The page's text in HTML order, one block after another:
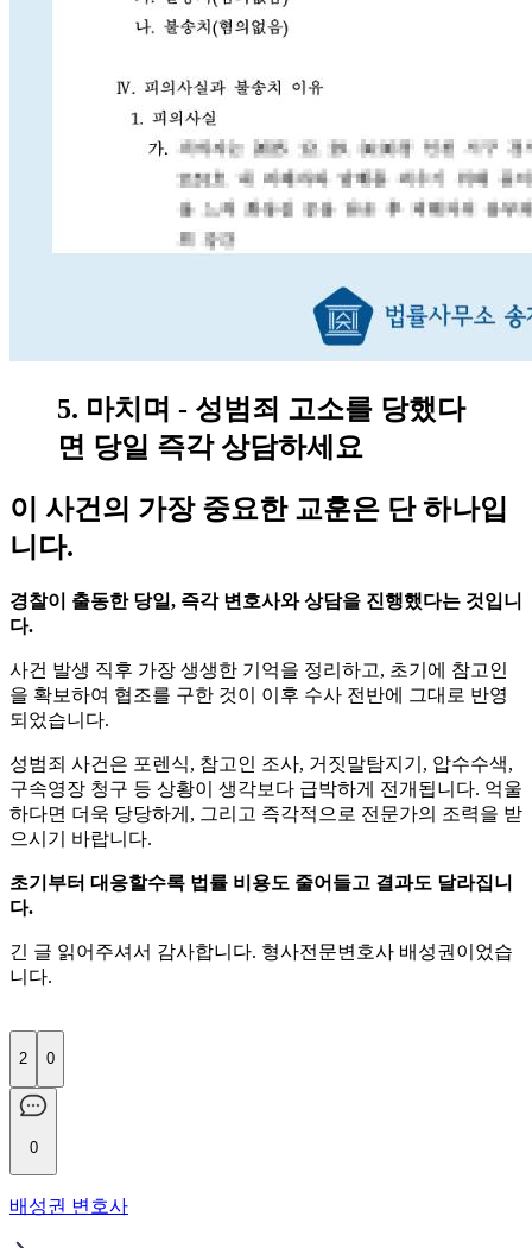
5. 마치며 - 성범죄 고소를 당했다
면 당일 즉각 상담하세요
이 사건의 가장 중요한 교훈은 단 하나입
니다.
경찰이 출동한 당일, 즉각 변호사와 상담을 진행했다는 것입니
다.
사건 발생 직후 가장 생생한 기억을 정리하고, 초기에 참고인
을 확보하여 협조를 구한 것이 이후 수사 전반에 그대로 반영
되었습니다.
성범죄 사건은 포렌식, 참고인 조사, 거짓말탐지기, 압수수색,
구속영장 청구 등 상황이 생각보다 급박하게 전개됩니다. 억울
하다면 더욱 당당하게, 그리고 즉각적으로 전문가의 조력을 받
으시기 바랍니다.
초기부터 대응할수록 법률 비용도 줄어들고 결과도 달라집니
다.
긴 글 읽어주셔서 감사합니다. 형사전문변호사 배성권이었습
니다.
2 0
0
배성권 변호사